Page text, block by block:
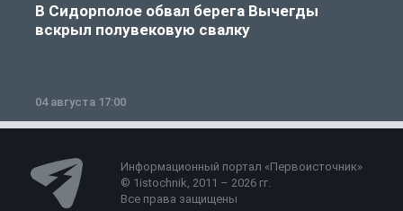
В Сидорполое обвал берега Вычегды
вскрыл полувековую свалку
04 августа 17:00
Информационный портал «Первоисточник»
© 1istochnik, 2011 – 2026 гг.
Все права защищены